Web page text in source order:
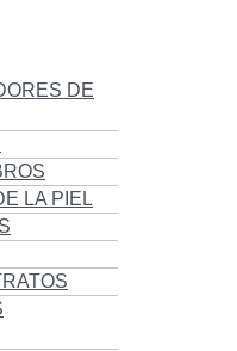
DE
LA PIEL